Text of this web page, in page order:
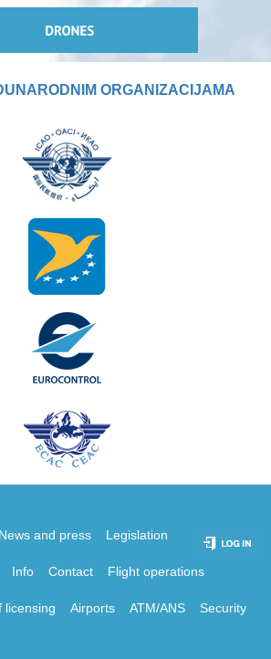
ORGANIZACIJAMA
News and press Legislation
Info Contact Flight operations
licensing Airports ATM/ANS Security